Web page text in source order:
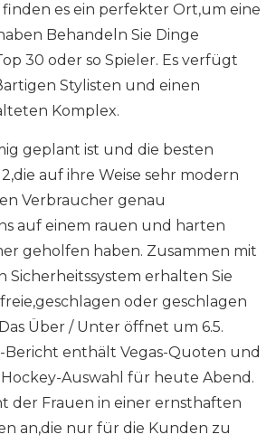
finden es ein perfekter Ort,um eine
Behandeln Sie Dinge
30 oder so Spieler. Es verfügt
Stylisten und einen
Komplex.
geplant ist und die besten
auf ihre Weise sehr modern
Verbraucher genau
auf einem rauen und harten
geholfen haben. Zusammen mit
Sicherheitssystem erhalten Sie
oder geschlagen
Über / Unter öffnet um 6.5.
Bericht enthält Vegas-Quoten und
Auswahl für heute Abend.
der Frauen in einer ernsthaften
an,die nur für die Kunden zu